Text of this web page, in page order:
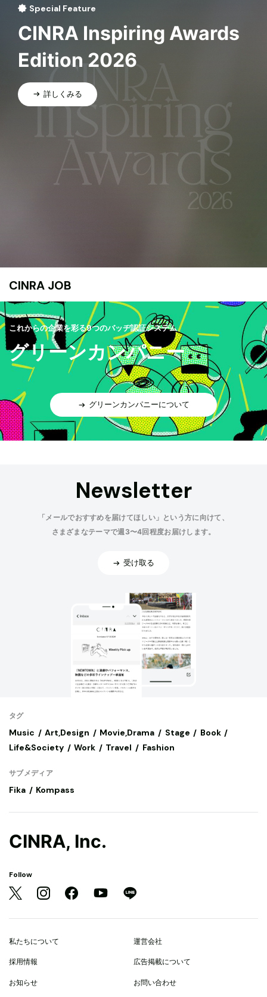
Special Feature
CINRA Inspiring Awards
Edition 2026
詳しくみる
CINRA JOB
これからの企業を彩る9つのバッヂ認証システム
グリーンカンパニー
グリーンカンパニーについて
Newsletter
「メールでおすすめを届けてほしい」という方に向けて、
さまざまなテーマで週3〜4回程度お届けします。
受け取る
タグ
Music Art,Design Movie,Drama Stage
Book
Life&Society
Work Travel Fashion
サブメディア
Fika Kompass
CINRA, Inc.
Follow
私たちについて 運営会社
採用情報 広告掲載について
お知らせ お問い合わせ